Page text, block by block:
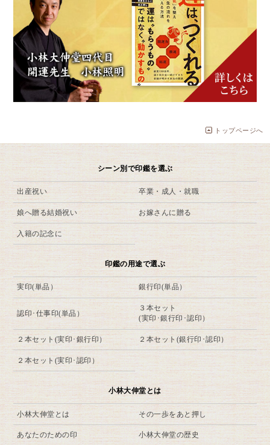
トップページへ
シーン別で印鑑を選ぶ
出産祝い 卒業・成人・就職
娘へ贈る結婚祝い お嫁さんに贈る
入籍の記念に
印鑑の用途で選ぶ
実印(単品） 銀行印(単品）
認印･仕事印(単品）
３本セット
(実印･銀行印･認印）
２本セット(実印･銀行印） ２本セット(銀行印･認印）
２本セット(実印･認印）
小林大伸堂とは
小林大伸堂とは その一歩をあと押し
あなたのための印 小林大伸堂の歴史